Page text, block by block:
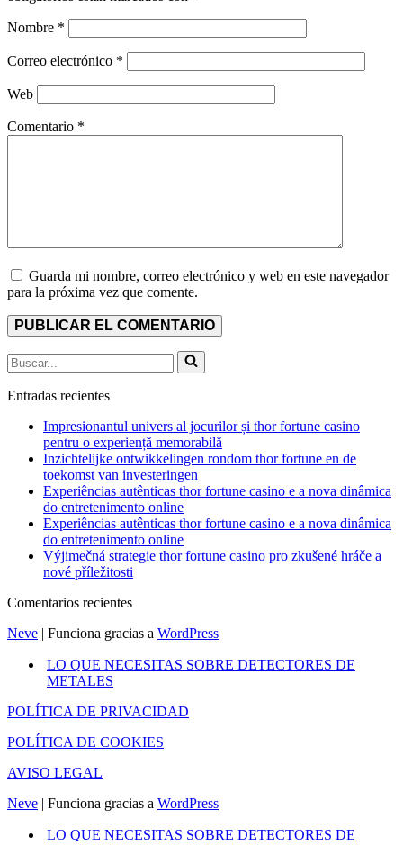
Nombre *
Correo electrónico *
Web
Comentario *
Guarda mi nombre, correo electrónico y web en este navegador
para la próxima vez que comente.
Buscar...
Entradas recientes
Impresionantul univers al jocurilor și thor fortune casino
pentru o experiență memorabilă
Inzichtelijke ontwikkelingen rondom thor fortune en de
toekomst van investeringen
Experiências autênticas thor fortune casino e a nova dinâmica
do entretenimento online
Experiências autênticas thor fortune casino e a nova dinâmica
do entretenimento online
Výjimečná strategie thor fortune casino pro zkušené hráče a
nové příležitosti
Comentarios recientes
Neve | Funciona gracias a WordPress
LO QUE NECESITAS SOBRE DETECTORES DE
METALES
POLÍTICA DE PRIVACIDAD
POLÍTICA DE COOKIES
AVISO LEGAL
Neve | Funciona gracias a WordPress
LO QUE NECESITAS SOBRE DETECTORES DE